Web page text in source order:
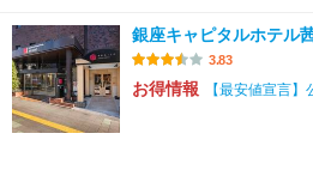
銀座キャピタルホテル
3.83
お得情報 【最安値宣言